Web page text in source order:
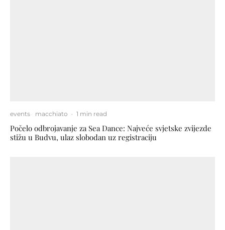
events macchiato · 1 min read
Počelo odbrojavanje za Sea Dance: Najveće svjetske zvijezde
stižu u Budvu, ulaz slobodan uz registraciju